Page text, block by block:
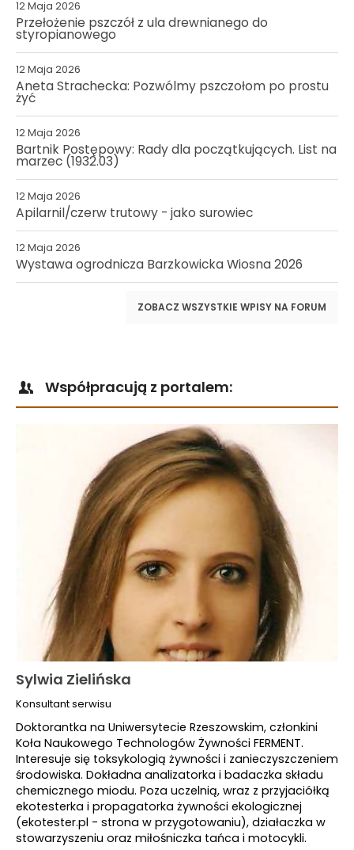
12 Maja 2026
Przełożenie pszczół z ula drewnianego do
styropianowego
12 Maja 2026
Aneta Strachecka: Pozwólmy pszczołom po prostu
żyć
12 Maja 2026
Bartnik Postępowy: Rady dla początkujących. List na
marzec (1932.03)
12 Maja 2026
Apilarnil/czerw trutowy - jako surowiec
12 Maja 2026
Wystawa ogrodnicza Barzkowicka Wiosna 2026
ZOBACZ WSZYSTKIE WPISY NA FORUM
Współpracują z portalem:
Sylwia Zielińska
Konsultant serwisu
Doktorantka na Uniwersytecie Rzeszowskim, członkini
Koła Naukowego Technologów Żywności FERMENT.
Interesuje się toksykologią żywności i zanieczyszczeniem
środowiska. Dokładna analizatorka i badaczka składu
chemicznego miodu. Poza uczelnią, wraz z przyjaciółką
ekotesterka i propagatorka żywności ekologicznej
(ekotester.pl - strona w przygotowaniu), działaczka w
stowarzyszeniu oraz miłośniczka tańca i motocykli.